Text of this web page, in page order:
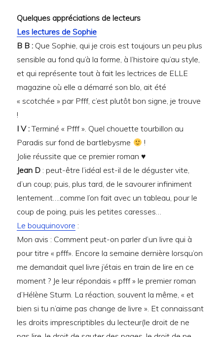
Quelques appréciations de lecteurs
Les lectures de Sophie
B B : Que Sophie, qui je crois est toujours un peu plus
sensible au fond qu’à la forme, à l’histoire qu’au style,
et qui représente tout à fait les lectrices de ELLE
magazine où elle a démarré son blo, ait été
« scotchée » par Pfff, c’est plutôt bon signe, je trouve
!
I V :Terminé « Pfff ». Quel chouette tourbillon au
Paradis sur fond de bartlebysme
!
Jolie réussite que ce premier roman ♥
Jean D : peut-être l’idéal est-il de le déguster vite,
d’un coup; puis, plus tard, de le savourer infiniment
lentement….comme l’on fait avec un tableau, pour le
coup de poing, puis les petites caresses…
Le bouquinovore :
Mon avis : Comment peut-on parler d’un livre qui à
pour titre « pfff». Encore la semaine dernière lorsqu’on
me demandait quel livre j’étais en train de lire en ce
moment ? Je leur répondais « pfff » le premier roman
d’Hélène Sturm. La réaction, souvent la même, « et
bien si tu n’aime pas change de livre ». Et connaissant
les droits imprescriptibles du lecteur(le droit de ne